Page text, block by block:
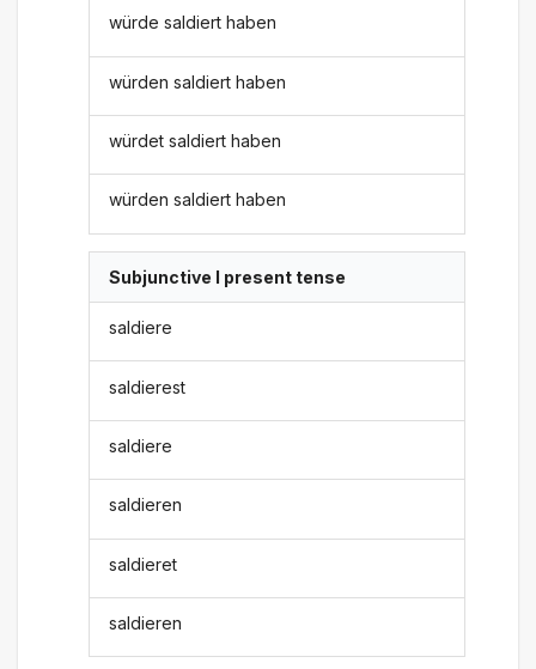
würde saldiert haben
würden saldiert haben
würdet saldiert haben
würden saldiert haben
Subjunctive I present tense
saldiere
saldierest
saldiere
saldieren
saldieret
saldieren